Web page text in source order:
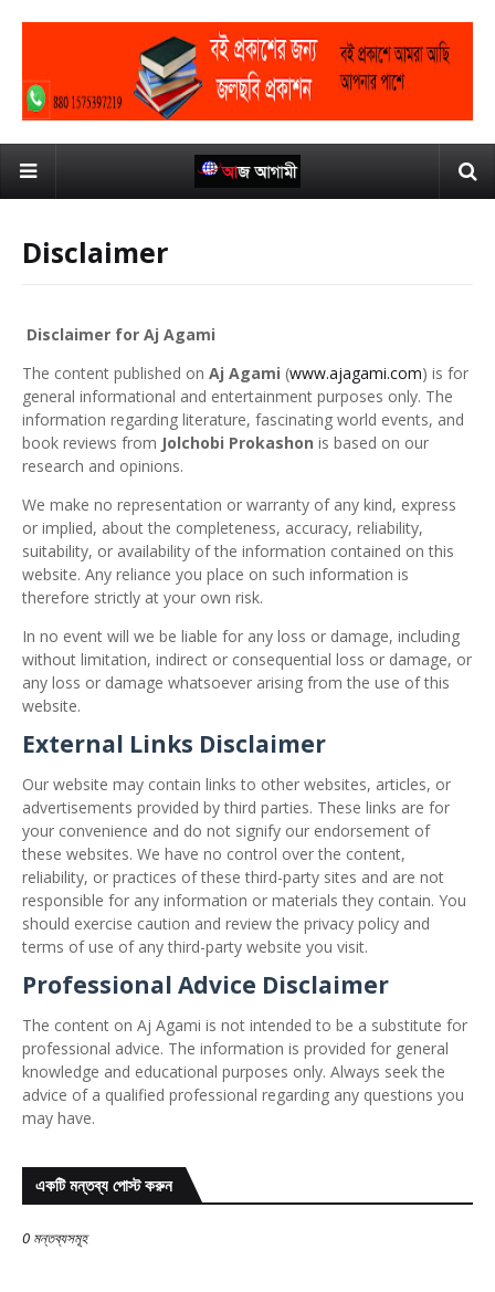
Disclaimer
Disclaimer for Aj Agami
The content published on Aj Agami (www.ajagami.com) is for
general informational and entertainment purposes only. The
information regarding literature, fascinating world events, and
book reviews from Jolchobi Prokashon is based on our
research and opinions.
We make no representation or warranty of any kind, express
or implied, about the completeness, accuracy, reliability,
suitability, or availability of the information contained on this
website. Any reliance you place on such information is
therefore strictly at your own risk.
In no event will we be liable for any loss or damage, including
without limitation, indirect or consequential loss or damage, or
any loss or damage whatsoever arising from the use of this
website.
External Links Disclaimer
Our website may contain links to other websites, articles, or
advertisements provided by third parties. These links are for
your convenience and do not signify our endorsement of
these websites. We have no control over the content,
reliability, or practices of these third-party sites and are not
responsible for any information or materials they contain. You
should exercise caution and review the privacy policy and
terms of use of any third-party website you visit.
Professional Advice Disclaimer
The content on Aj Agami is not intended to be a substitute for
professional advice. The information is provided for general
knowledge and educational purposes only. Always seek the
advice of a qualified professional regarding any questions you
may have.
একটি মন্তব্য পোস্ট করুন
0 মন্তব্যসমূহ